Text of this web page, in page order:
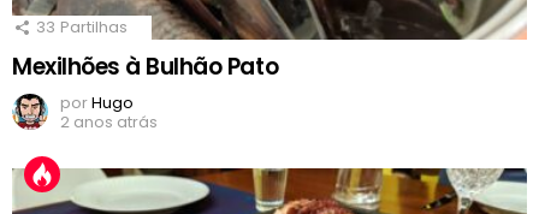
33 Partilhas
Mexilhões à Bulhão Pato
porHugo
2 anos atrás